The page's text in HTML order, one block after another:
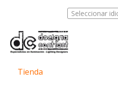
Seleccionar
Tienda